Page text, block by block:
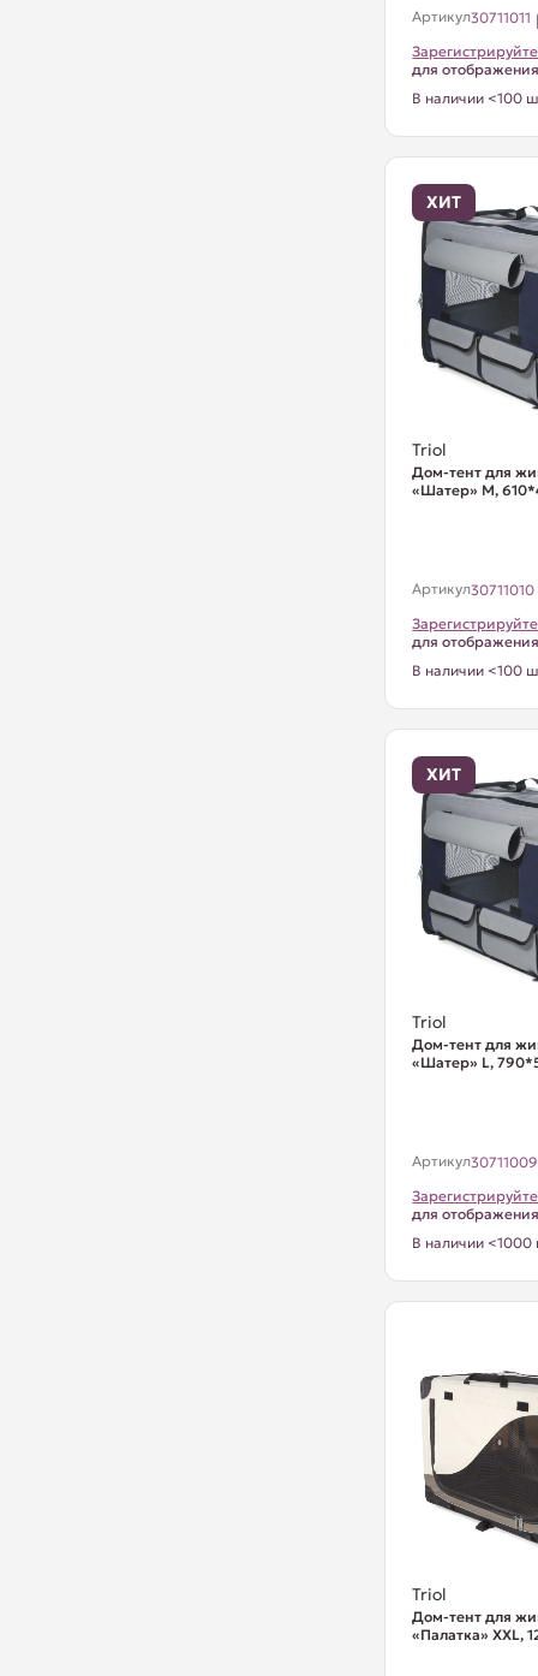
Артикул30711011
для
В наличии <100
ХИТ
Triol
Дом-тент для
«Шатер» M,
Артикул30711010
для
В наличии <100
ХИТ
Triol
Дом-тент для
«Шатер» L,
Артикул30711009
для
В наличии <1000
Triol
Дом-тент для
«Палатка» XXL,